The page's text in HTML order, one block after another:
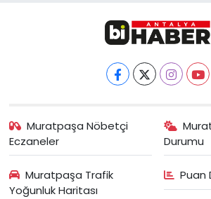
Muratpaşa Nöbetçi
Eczaneler
Durumu
Muratpaşa Trafik
Yoğunluk Haritası
Puan